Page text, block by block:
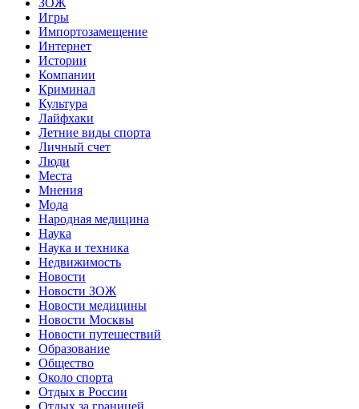
ЗОЖ
Игры
Импортозамещение
Интернет
Истории
Компании
Криминал
Культура
Лайфхаки
Летние виды спорта
Личный счет
Люди
Места
Мнения
Мода
Народная медицина
Наука
Наука и техника
Недвижимость
Новости
Новости ЗОЖ
Новости медицины
Новости Москвы
Новости путешествий
Образование
Общество
Около спорта
Отдых в России